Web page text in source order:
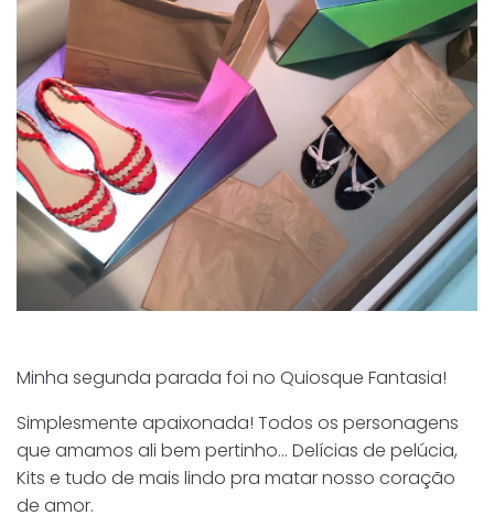
Minha segunda parada foi no Quiosque Fantasia!
Simplesmente apaixonada! Todos os personagens
que amamos ali bem pertinho… Delícias de pelúcia,
Kits e tudo de mais lindo pra matar nosso coração
de amor.